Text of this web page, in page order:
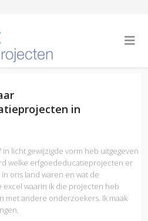
in
licht gewijzigde vorm heb uitgegeven
welke erfgoededucatieprojecten er
ons land waren en wat de
excel waarin ik die projecten heb
met andere onderzoekers. Ik maak